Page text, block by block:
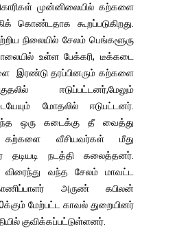
முன்னிலையில் கற்களை
கொண்டதாக கூறப்படுகிறது.
நிலையில் சேலம் பெங்களூரு
உள்ள பேக்கரி, டீக்கடை
இரண்டு தரப்பினரும் கற்களை
ஈடுப்பட்டனர்,மேலும்
மோதலில் ஈடுபட்டனர்.
ஒரு கடைக்கு தீ வைத்து
கற்களை வீசியவர்கள் மீது
தடியடி நடத்தி கலைத்தனர்.
வந்த சேலம் மாவட்ட
அருண் கபிலன்
மேற்பட்ட காவல் துறையினர்
குவிக்கப்பட்டுள்ளனர்.